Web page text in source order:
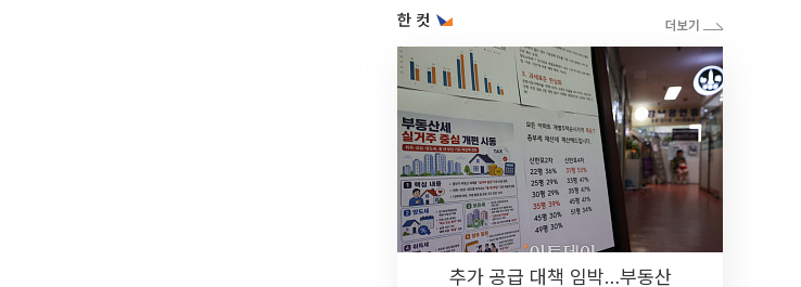
한 컷
추가 공급 대책 임박…부동산